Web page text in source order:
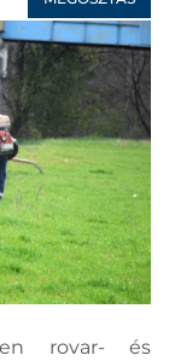
rovar- és